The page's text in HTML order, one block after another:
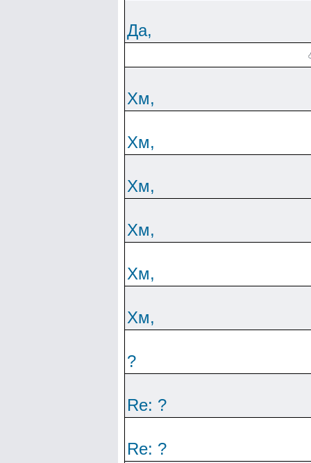
Да,
Хм,
Хм,
Хм,
Хм,
Хм,
Хм,
?
Re: ?
Re: ?